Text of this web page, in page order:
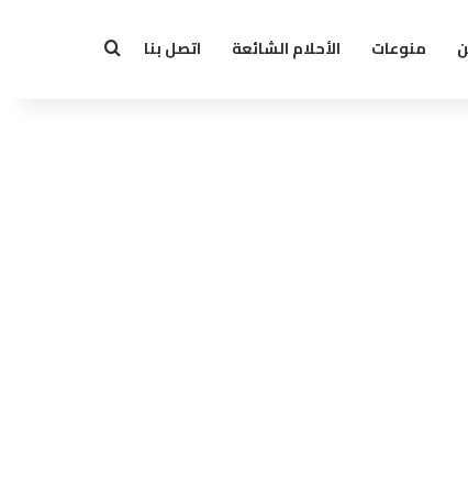
منوعات الأحلام الشائعة اتصل بنا بحث عن